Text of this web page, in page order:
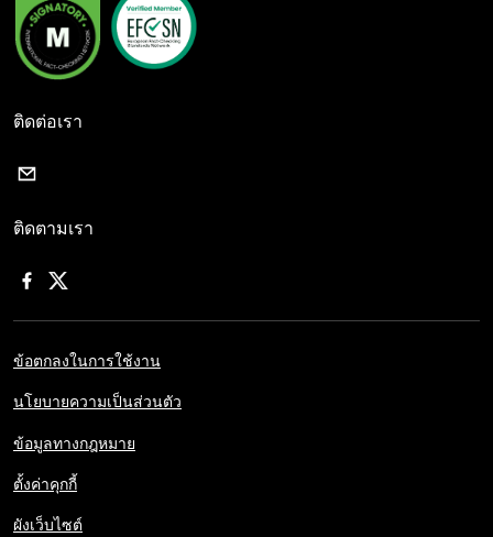
ติดต่อเรา
ติดตามเรา
ข้อตกลงในการใช้งาน
นโยบายความเป็นส่วนตัว
ข้อมูลทางกฎหมาย
ตั้งค่าคุกกี้
ผังเว็บไซต์